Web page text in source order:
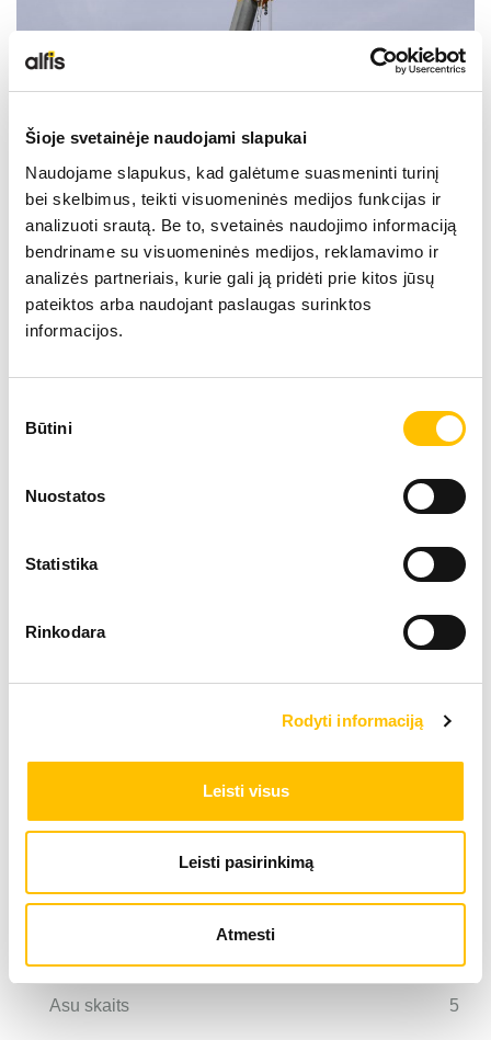
Šioje svetainėje naudojami slapukai
Naudojame slapukus, kad galėtume suasmeninti turinį
bei skelbimus, teikti visuomeninės medijos funkcijas ir
analizuoti srautą. Be to, svetainės naudojimo informaciją
bendriname su visuomeninės medijos, reklamavimo ir
analizės partneriais, kurie gali ją pridėti prie kitos jūsų
pateiktos arba naudojant paslaugas surinktos
informacijos.
pasirinkimas
Būtini
Nuostatos
Statistika
Rinkodara
Rodyti informaciją
Leisti visus
Leisti pasirinkimą
Atmesti
Tehniskie dati
250 t
Asu skaits 5